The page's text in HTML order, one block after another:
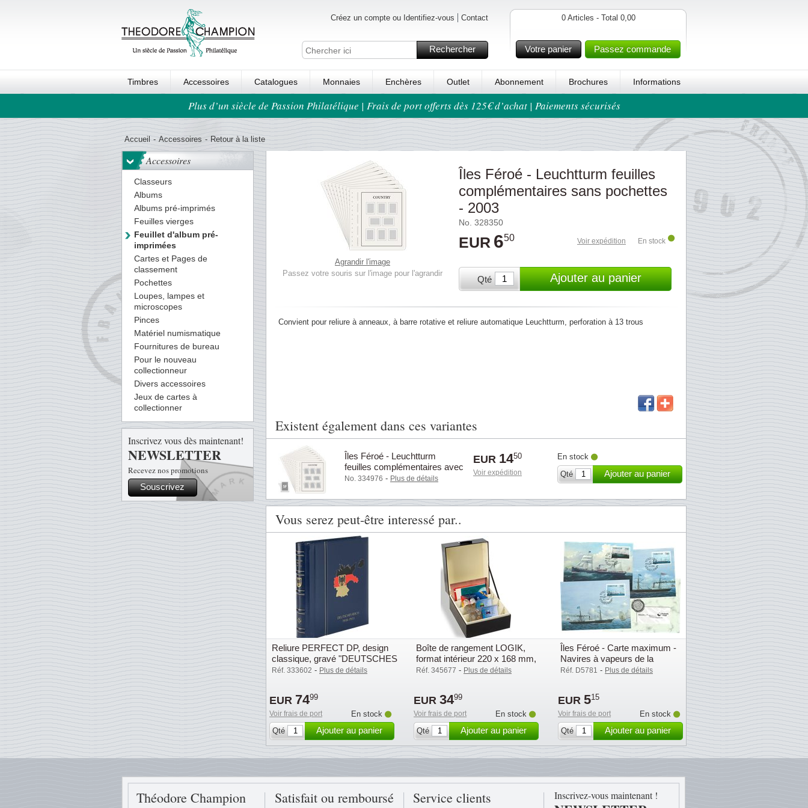
Créez un compte ou Identifiez-vous Contact
Rechercher
0 Articles - Total 0,00
Votre panier Passez commande
Timbres Accessoires Catalogues Monnaies Enchères Outlet Abonnement Brochures Informations
Ordre au panierPlus d’un siècle de Passion Philatélique | Frais de port offerts dès 125€ d’achat | Paiements sécurisés
Accueil - Accessoires - Retour à la liste
Accessoires
Classeurs
Albums
Albums pré-imprimés
Feuilles vierges
Feuillet d'album pré-
imprimées
Cartes et Pages de
classement
Pochettes
Loupes, lampes et
microscopes
Pinces
Matériel numismatique
Fournitures de bureau
Pour le nouveau
collectionneur
Divers accessoires
Jeux de cartes à
collectionner
Inscrivez vous dès maintenant!
NEWSLETTER
Recevez nos promotions
Souscrivez
Agrandir l'image
Passez votre souris sur l'image pour l'agrandir
Îles Féroé - Leuchtturm feuilles
complémentaires sans pochettes
- 2003
No. 328350
EUR 650 Voir expédition En stock
Qté Ajouter au panier
Convient pour reliure à anneaux, à barre rotative et reliure automatique Leuchtturm, perforation à 13 trous
Existent également dans ces variantes
Îles Féroé - Leuchtturm
feuilles complémentaires avec
pochettes (SF) - 2003
No. 334976 - Plus de détails
EUR 1450
Voir expédition
En stock
Qté
Ajouter au panier
Vous serez peut-être interessé par..
Reliure PERFECT DP, design
classique, gravé "DEUTSCHES
REICH 1918-1933" ave
Réf. 333602 - Plus de détails
EUR 7499
Voir frais de port
En stock
Qté
Ajouter au panier
Boîte de rangement LOGIK,
format intérieur 220 x 168 mm,
noir
Réf. 345677 - Plus de détails
EUR 3499
Voir frais de port
En stock
Qté
Ajouter au panier
Îles Féroé - Carte maximum -
Navires à vapeurs de la
compagnie DFDS
Réf. D5781 - Plus de détails
EUR 515
Voir frais de port
En stock
Qté
Ajouter au panier
Théodore Champion
Satisfait ou remboursé
Service clients
Inscrivez-vous maintenant !